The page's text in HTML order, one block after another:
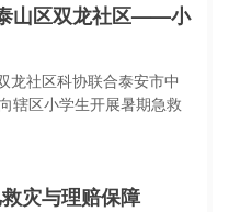
山区双龙社区——小
龙社区科协联合泰安市中
辖区小学生开展暑期急救
灾与理赔保障